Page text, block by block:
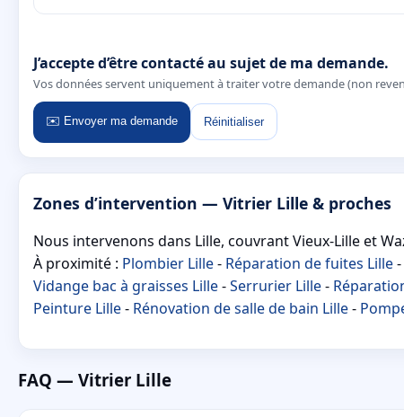
J’accepte d’être contacté au sujet de ma demande.
Vos données servent uniquement à traiter votre demande (non
✉️ Envoyer ma demande Réinitialiser
Zones d’intervention — Vitrier Lille & proches
Nous intervenons dans Lille, couvrant Vieux-Lille et
À proximité : Plombier Lille- Réparation de fuites Lille-
Vidange bac à graisses Lille-Serrurier Lille-
Peinture Lille- Rénovation de salle de bain Lille-
FAQ — Vitrier Lille